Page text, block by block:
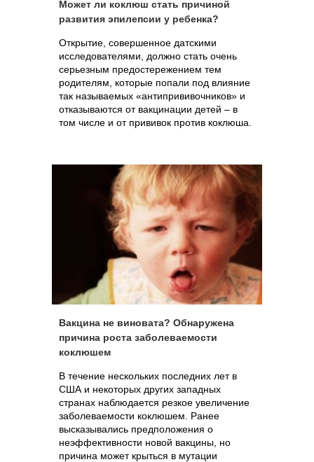
Может ли коклюш стать причиной
развития эпилепсии у ребенка?
Открытие, совершенное датскими
исследователями, должно стать очень
серьезным предостережением тем
родителям, которые попали под влияние
так называемых «антипрививочников» и
отказываются от вакцинации детей – в
том числе и от прививок против коклюша.
Вакцина не виновата? Обнаружена
причина роста заболеваемости
коклюшем
В течение нескольких последних лет в
США и некоторых других западных
странах наблюдается резкое увеличение
заболеваемости коклюшем. Ранее
высказывались предположения о
неэффективности новой вакцины, но
причина может крыться в мутации